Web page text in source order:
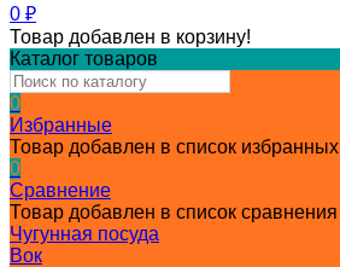
0 ₽
Товар добавлен в корзину!
Каталог товаров
0
Избранные
Товар добавлен в список избранных
0
Сравнение
Товар добавлен в список сравнения
Чугунная посуда
Вок